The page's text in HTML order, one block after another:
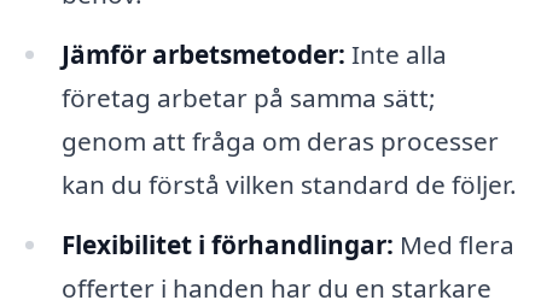
Jämför arbetsmetoder: Inte alla
företag arbetar på samma sätt;
genom att fråga om deras processer
kan du förstå vilken standard de följer.
Flexibilitet i förhandlingar: Med flera
offerter i handen har du en starkare